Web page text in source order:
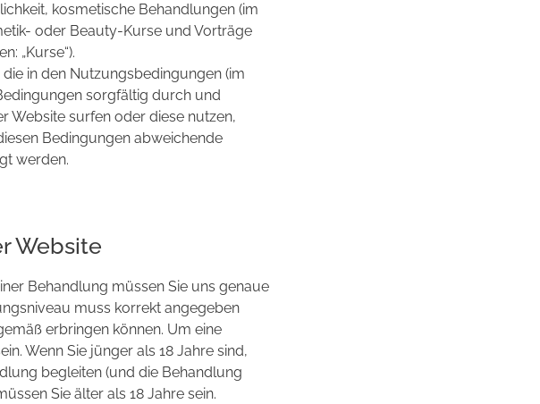
kosmetische Behandlungen (im
oder Beauty-Kurse und Vorträge
„Kurse“).
die in den Nutzungsbedingungen (im
sorgfältig durch und
Website surfen oder diese nutzen,
Bedingungen abweichende
werden.
Website
Behandlung müssen Sie uns genaue
muss korrekt angegeben
erbringen können. Um eine
Wenn Sie jünger als 18 Jahre sind,
begleiten (und die Behandlung
Sie älter als 18 Jahre sein.